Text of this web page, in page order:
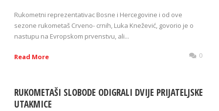
Rukometni reprezentativac Bosne i Hercegovine i od ove
sezone rukometaš Crveno- crnih, Luka Knežević, govorio je o
nastupu na Evropskom prvenstvu, ali...
Read More 0
RUKOMETAŠI SLOBODE ODIGRALI DVIJE PRIJATELJSKE
UTAKMICE